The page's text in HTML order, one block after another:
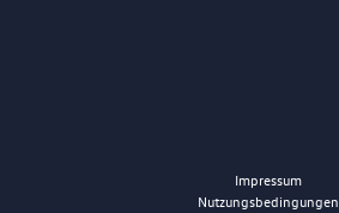
Impressum
Nutzungsbedingungen